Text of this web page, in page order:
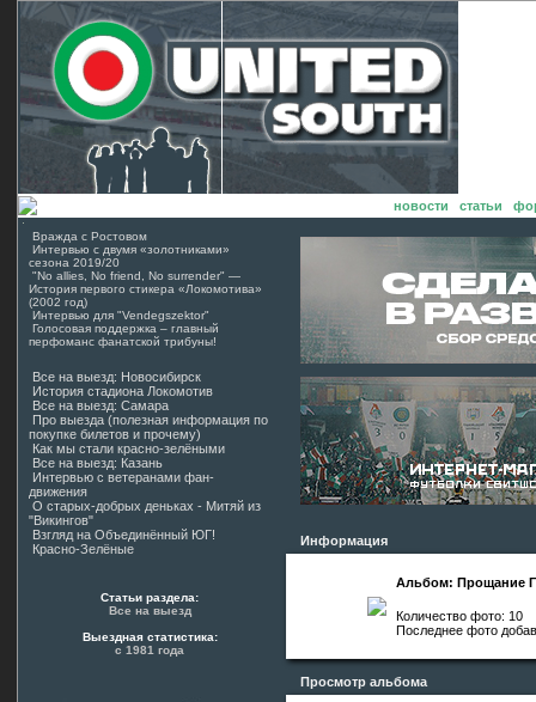
новости статьи
Вражда с Ростовом
Интервью с двумя «золотниками»
сезона 2019/20
"No allies, No friend, No surrender" —
История первого стикера «Локомотива»
(2002 год)
Интервью для "Vendegszektor"
Голосовая поддержка – главный
перфоманс фанатской трибуны!
Все на выезд: Новосибирск
История стадиона Локомотив
Все на выезд: Самара
Про выезда (полезная информация по
покупке билетов и прочему)
Как мы стали красно-зелёными
Все на выезд: Казань
Интервью с ветеранами фан-
движения
О старых-добрых деньках - Митяй из
"Викингов"
Взгляд на Объединённый ЮГ!
Красно-Зелёные
Статьи раздела:
Все на выезд
Выездная статистика:
с 1981 года
Информация
Альбом: Прощание
Количество фото: 10
Последнее фото
Просмотр альбома